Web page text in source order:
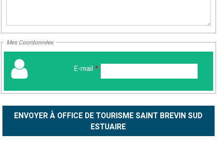
Mes Coordonnées
E-mail *